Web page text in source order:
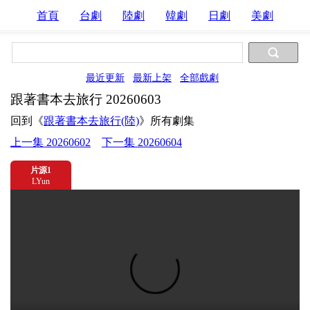
首頁 台劇 陸劇 韓劇 日劇 美劇
最近更新 最新上架 全部戲劇
跟著書本去旅行 20260603
回到《跟著書本去旅行(陸)》所有劇集
上一集 20260602
下一集 20260604
片源1
LYun